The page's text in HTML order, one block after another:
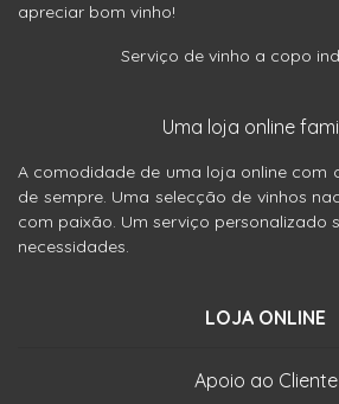
apreciar bom vinho!
Serviço de vinho a copo
Uma loja online
A comodidade de uma loja online com
de sempre. Uma selecção de vinhos
com paixão. Um serviço personalizado
necessidades.
LOJA ONLINE
Apoio ao Cliente